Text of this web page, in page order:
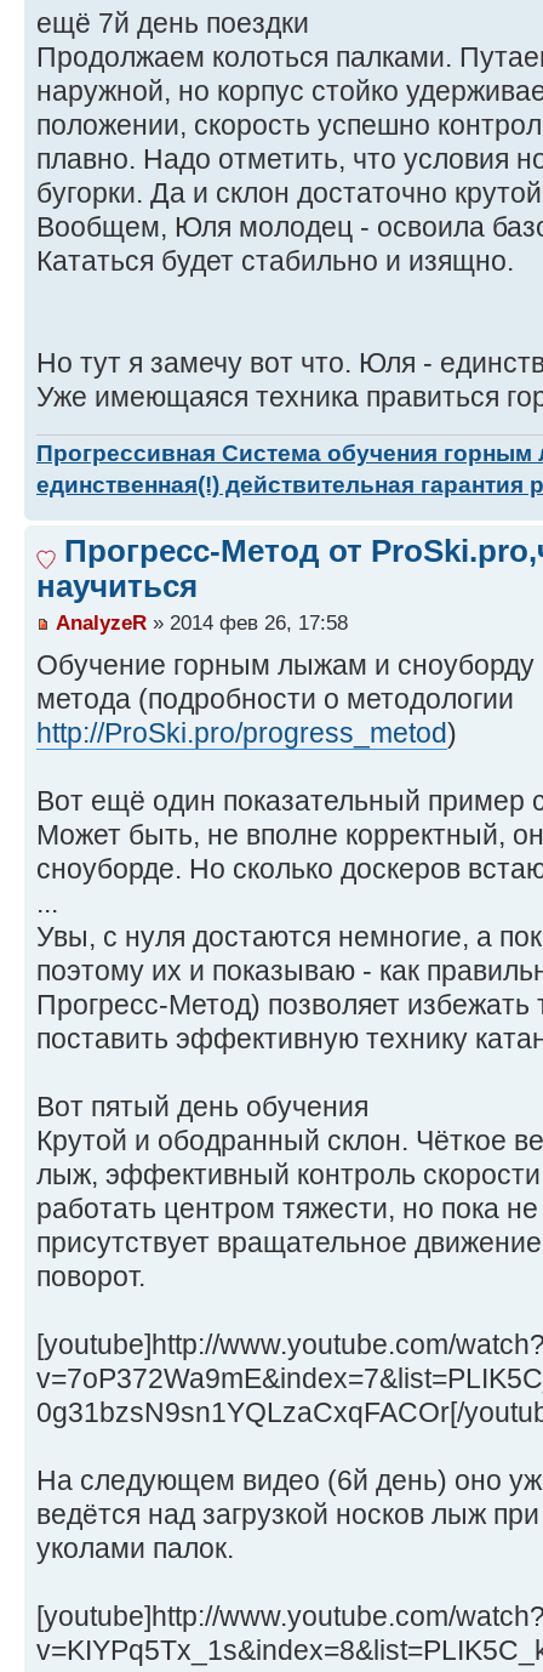
ещё 7й день поездки
Продолжаем колоться палками.
наружной, но корпус стойко
положении, скорость успешно
плавно. Надо отметить, что условия
бугорки. Да и склон достаточно
Вообщем, Юля молодец - освоила
Кататься будет стабильно и изящно.
Но тут я замечу вот что. Юля -
Уже имеющаяся техника правиться
Прогрессивная Система обучения
единственная(!) действительная гарантия
Прогресс-Метод от
научиться
AnalyzeR » 2014 фев 26, 17:58
Обучение горным лыжам и сноуборду
метода (подробности о методологии
http://ProSki.pro/progress_metod)
Вот ещё один показательный пример
Может быть, не вполне корректный,
сноуборде. Но сколько доскеров
...
Увы, с нуля достаются немногие, а
поэтому их и показываю - как
Прогресс-Метод) позволяет
поставить эффективную технику
Вот пятый день обучения
Крутой и ободранный склон. Чёткое
лыж, эффективный контроль
работать центром тяжести, но пока
присутствует вращательное
поворот.
[youtube]http://www.youtube.com/
0g31bzsN9sn1YQLzaCxqFACOr[/
На следующем видео (6й день) оно
ведётся над загрузкой носков лыж
уколами палок.
[youtube]http://www.youtube.com/